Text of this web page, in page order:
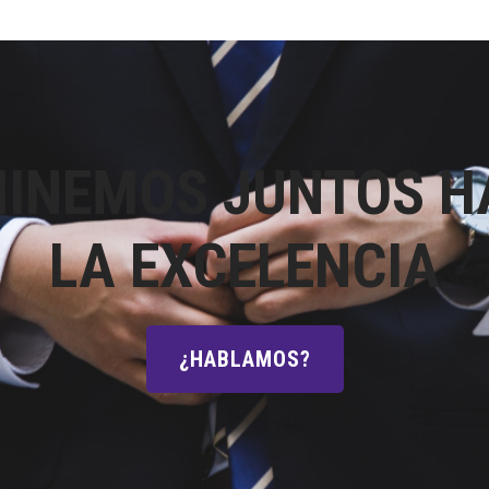
JUNTOS
LA EXCELENCIA
¿HABLAMOS?